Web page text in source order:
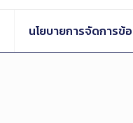
นโยบายการจัดการข้